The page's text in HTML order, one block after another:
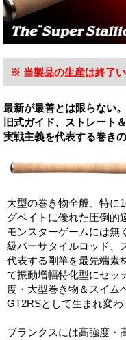
※ 当製品の生産は終了い
最新が最善とは限らない。
旧式ガイド、ストレート
実戦主義を代表する巻きの
大型の巻き物全般、特に
グベイトに優れた圧倒的
モンスターゲームには無
級バーサタイルロッド、
代表する剛竿を最先端素
て振動増幅特化型にセッ
度・大型巻き物＆スイム
GT2RSとして生まれ変わ
ブランクスには高強度・